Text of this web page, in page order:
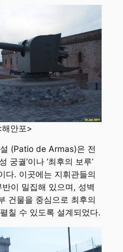
해안포>
(Patio de Armas)은 전
궁궐’이나 ‘최후의 보루’
다. 이곳에는 지휘관들의
이 밀집해 있으며, 성벽
건물을 중심으로 최후의
칠 수 있도록 설계되었다.